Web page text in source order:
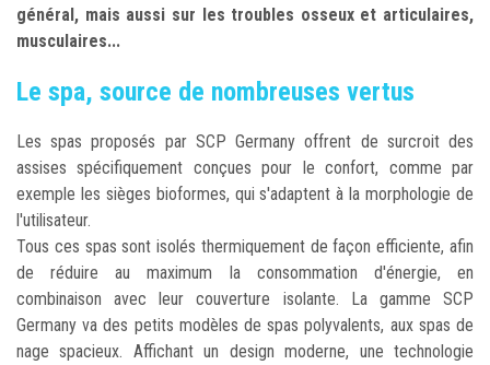
général, mais aussi sur les troubles osseux et articulaires,
musculaires...
Le spa, source de nombreuses vertus
Les spas proposés par SCP Germany offrent de surcroit des
assises spécifiquement conçues pour le confort, comme par
exemple les sièges bioformes, qui s'adaptent à la morphologie de
l'utilisateur.
Tous ces spas sont isolés thermiquement de façon efficiente, afin
de réduire au maximum la consommation d'énergie, en
combinaison avec leur couverture isolante. La gamme SCP
Germany va des petits modèles de spas polyvalents, aux spas de
nage spacieux. Affichant un design moderne, une technologie